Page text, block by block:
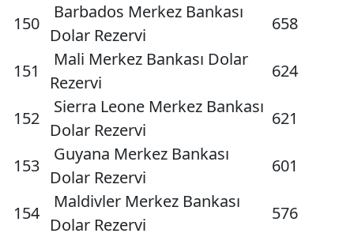
150
Barbados Merkez Bankası
Dolar Rezervi
658
151
Mali Merkez Bankası Dolar
Rezervi
624
152
Sierra Leone Merkez Bankası
Dolar Rezervi
621
153
Guyana Merkez Bankası
Dolar Rezervi
601
154
Maldivler Merkez Bankası
Dolar Rezervi
576